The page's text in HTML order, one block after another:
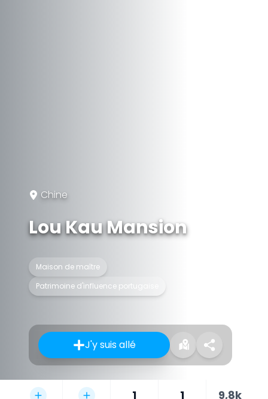
Chine
Lou Kau Mansion
Maison de maître
Patrimoine d'influence portugaise
J'y suis allé
1 1 9,8k